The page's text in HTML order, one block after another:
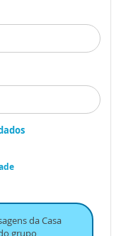
da Casa
grupo